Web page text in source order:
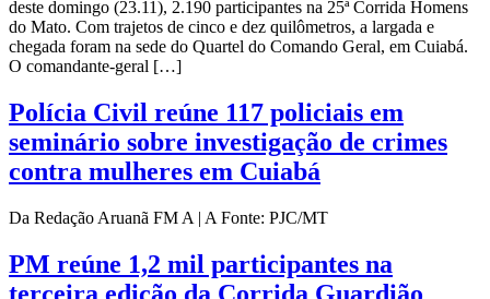
deste domingo (23.11), 2.190 participantes na 25ª Corrida Homens
do Mato. Com trajetos de cinco e dez quilômetros, a largada e
chegada foram na sede do Quartel do Comando Geral, em Cuiabá.
O comandante-geral […]
Polícia Civil reúne 117 policiais em
seminário sobre investigação de crimes
contra mulheres em Cuiabá
Da Redação Aruanã FM A | A Fonte: PJC/MT
PM reúne 1,2 mil participantes na
terceira edição da Corrida Guardião